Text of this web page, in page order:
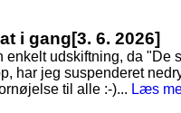
i gang[3. 6. 2026]
enkelt udskiftning, da
har jeg suspenderet
til alle :-)... Læs